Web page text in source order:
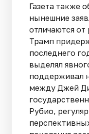
Газета также
нынешние
отличаются
Трамп
последнего
выделял
поддерживал
между Джей
Рубио,